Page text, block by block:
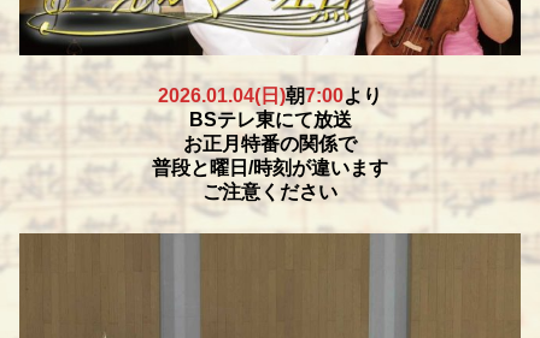
2026.01.04(日)朝7:00より
BSテレ東にて放送
お正月特番の関係で
普段と曜日/時刻が違います
ご注意ください